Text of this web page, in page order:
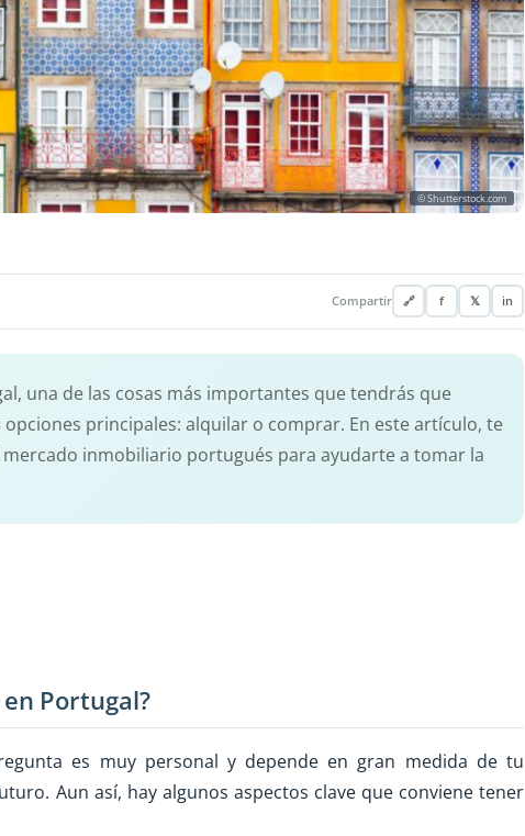
© Shutterstock.com
Compartir 🔗 f 𝕏 in
una de las cosas más importantes que tendrás que
principales: alquilar o comprar. En este artículo, te
inmobiliario portugués para ayudarte a tomar la
Portugal?
es muy personal y depende en gran medida de tu
Aun así, hay algunos aspectos clave que conviene tener